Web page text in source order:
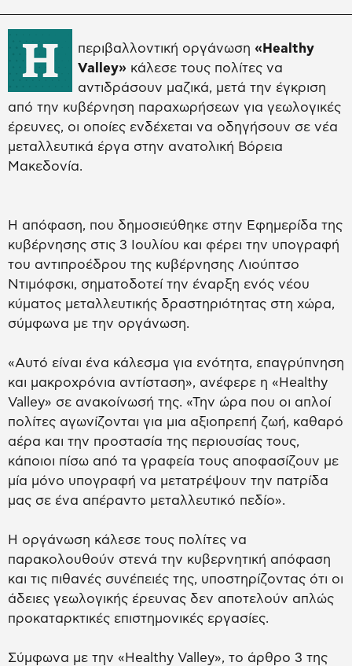
Η περιβαλλοντική οργάνωση «Healthy
Valley» κάλεσε τους πολίτες να
αντιδράσουν μαζικά, μετά την έγκριση
από την κυβέρνηση παραχωρήσεων για γεωλογικές
έρευνες, οι οποίες ενδέχεται να οδηγήσουν σε νέα
μεταλλευτικά έργα στην ανατολική Βόρεια
Μακεδονία.
Η απόφαση, που δημοσιεύθηκε στην Εφημερίδα της
κυβέρνησης στις 3 Ιουλίου και φέρει την υπογραφή
του αντιπροέδρου της κυβέρνησης Λιούπτσο
Ντιμόφσκι, σηματοδοτεί την έναρξη ενός νέου
κύματος μεταλλευτικής δραστηριότητας στη χώρα,
σύμφωνα με την οργάνωση.
«Αυτό είναι ένα κάλεσμα για ενότητα, επαγρύπνηση
και μακροχρόνια αντίσταση», ανέφερε η «Healthy
Valley» σε ανακοίνωσή της. «Την ώρα που οι απλοί
πολίτες αγωνίζονται για μια αξιοπρεπή ζωή, καθαρό
αέρα και την προστασία της περιουσίας τους,
κάποιοι πίσω από τα γραφεία τους αποφασίζουν με
μία μόνο υπογραφή να μετατρέψουν την πατρίδα
μας σε ένα απέραντο μεταλλευτικό πεδίο».
Η οργάνωση κάλεσε τους πολίτες να
παρακολουθούν στενά την κυβερνητική απόφαση
και τις πιθανές συνέπειές της, υποστηρίζοντας ότι οι
άδειες γεωλογικής έρευνας δεν αποτελούν απλώς
προκαταρκτικές επιστημονικές εργασίες.
Σύμφωνα με την «Healthy Valley», το άρθρο 3 της